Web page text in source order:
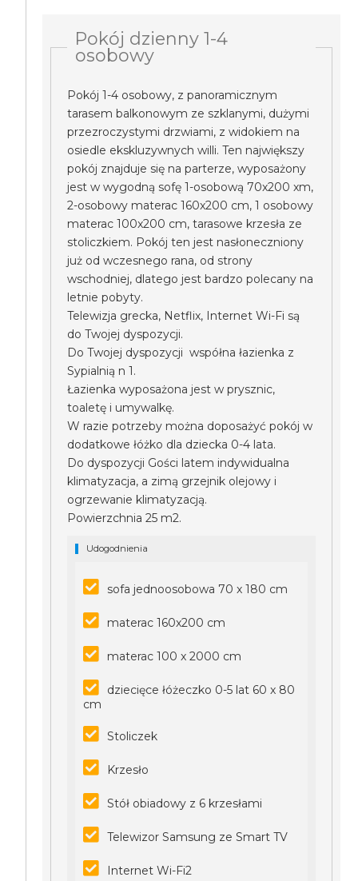
Pokój dzienny 1-4
osobowy
Pokój 1-4 osobowy, z panoramicznym
tarasem balkonowym ze szklanymi, dużymi
przezroczystymi drzwiami, z widokiem na
osiedle ekskluzywnych willi. Ten największy
pokój znajduje się na parterze, wyposażony
jest w wygodną sofę 1-osobową 70x200 xm,
2-osobowy materac 160x200 cm, 1 osobowy
materac 100x200 cm, tarasowe krzesła ze
stoliczkiem. Pokój ten jest nasłoneczniony
już od wczesnego rana, od strony
wschodniej, dlatego jest bardzo polecany na
letnie pobyty.
Telewizja grecka, Netflix, Internet Wi-Fi są
do Twojej dyspozycji.
Do Twojej dyspozycji współna łazienka z
Sypialnią n 1.
Łazienka wyposażona jest w prysznic,
toaletę i umywalkę.
W razie potrzeby można doposażyć pokój w
dodatkowe łóżko dla dziecka 0-4 lata.
Do dyspozycji Gości latem indywidualna
klimatyzacja, a zimą grzejnik olejowy i
ogrzewanie klimatyzacją.
Powierzchnia 25 m2.
Udogodnienia
sofa jednoosobowa 70 x 180 cm
materac 160x200 cm
materac 100 x 2000 cm
dziecięce łóżeczko 0-5 lat 60 x 80
cm
Stoliczek
Krzesło
Stół obiadowy z 6 krzesłami
Telewizor Samsung ze Smart TV
Internet Wi-Fi2